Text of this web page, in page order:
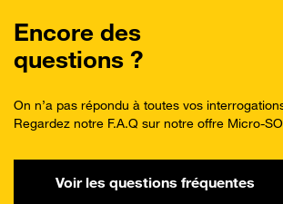
Encore des
questions ?
On n’a pas répondu à toutes vos
Regardez notre F.A.Q sur notre offre Micro-
Voir les questions fréquentes